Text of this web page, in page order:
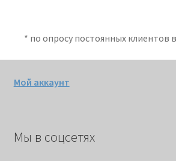
* по опросу постоянных клиентов
Мой аккаунт
Мы в соцсетях